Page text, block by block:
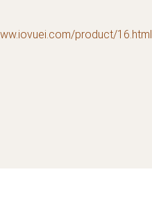
product/16.html